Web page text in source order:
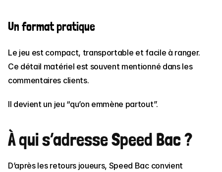
Un format pratique
Le jeu est compact, transportable et facile à ranger.
Ce détail matériel est souvent mentionné dans les
commentaires clients.
Il devient un jeu “qu’on emmène partout”.
À qui s’adresse Speed Bac ?
D’après les retours joueurs, Speed Bac convient